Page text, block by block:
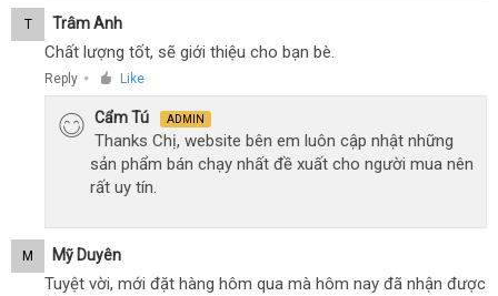
T Trâm Anh
Chất lượng tốt, sẽ giới thiệu cho bạn bè.
Reply ● Like
Cẩm Tú ADMIN
Thanks Chị, website bên em luôn cập nhật những
sản phẩm bán chạy nhất đề xuất cho người mua nên
rất uy tín.
M Mỹ Duyên
Tuyệt vời, mới đặt hàng hôm qua mà hôm nay đã nhận được